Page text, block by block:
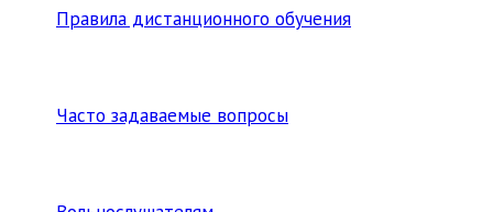
Правила дистанционного обучения
Часто задаваемые вопросы